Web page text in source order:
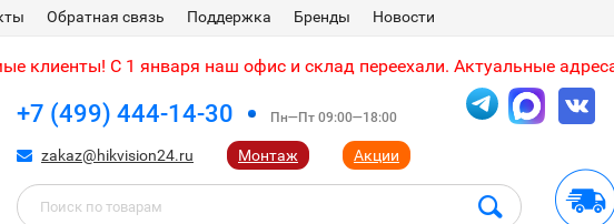
Обратная связь Поддержка Бренды Новости
клиенты! С 1 января наш офис и склад переехали. Актуальные
+7 (499) 444-14-30 Пн—Пт 09:00—18:00
zakaz@hikvision24.ru Монтаж Акции